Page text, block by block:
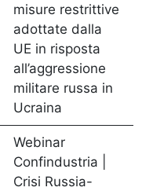
misure restrittive
adottate dalla
UE in risposta
all’aggressione
militare russa in
Ucraina
Webinar
Confindustria |
Crisi Russia-